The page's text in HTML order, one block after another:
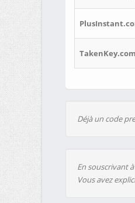
TakenKey.com
Déjà un code
En souscrivant
Vous avez